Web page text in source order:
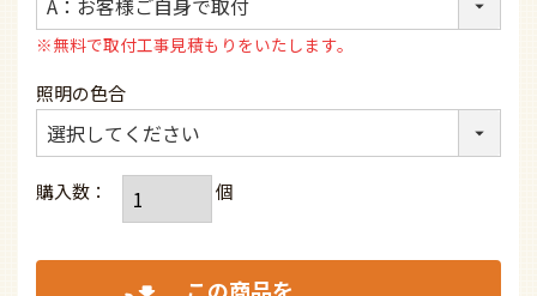
※無料で取付工事見積もりをいたします。
照明の色合